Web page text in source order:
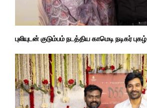
புலியுடன் குடும்பம் நடத்திய காமெடி நடிகர் புகழ்